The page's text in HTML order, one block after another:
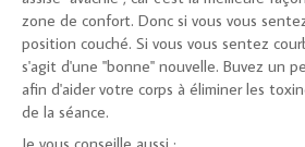
zone de confort. Donc si vous vous
position couché. Si vous vous sentez
s'agit d'une "bonne" nouvelle. Buvez un
afin d'aider votre corps à éliminer les
de la séance.